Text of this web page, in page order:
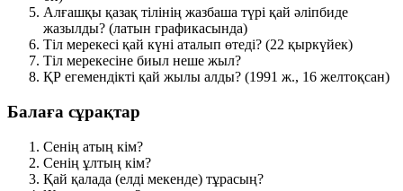
Алғашқы қазақ тілінің жазбаша түрі қай әліпбиде
жазылды? (латын графикасында)
Тіл мерекесі қай күні аталып өтеді? (22 қыркүйек)
Тіл мерекесіне биыл неше жыл?
ҚР егемендікті қай жылы алды? (1991 ж., 16 желтоқсан)
Балаға сұрақтар
Сенің атың кім?
Сенің ұлтың кім?
Қай қалада (елді мекенде) тұрасың?